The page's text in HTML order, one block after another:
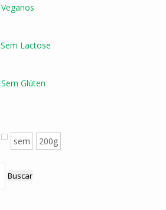
Veganos
Sem Lactose
Sem Glúten
sem 200g
Buscar